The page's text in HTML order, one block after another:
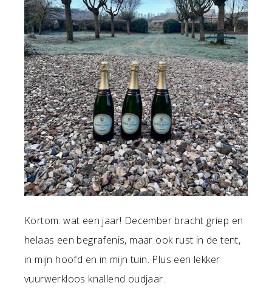
Kortom: wat een jaar! December bracht griep en
helaas een begrafenis, maar ook rust in de tent,
in mijn hoofd en in mijn tuin. Plus een lekker
vuurwerkloos knallend oudjaar.